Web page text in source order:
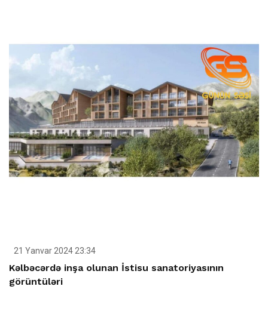
21 Yanvar 2024 23:34
Kəlbəcərdə inşa olunan İstisu sanatoriyasının
görüntüləri